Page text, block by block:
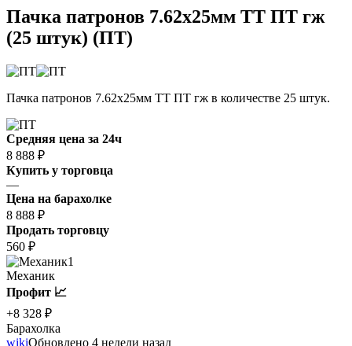
Пачка патронов 7.62x25мм ТТ ПТ гж
(25 штук) (ПТ)
Пачка патронов 7.62x25мм ТТ ПТ гж в количестве 25 штук.
Средняя цена за 24ч
8 888 ₽
Купить у торговца
—
Цена на барахолке
8 888 ₽
Продать торговцу
560 ₽
1
Механик
Профит 📈
+8 328 ₽
Барахолка
wikiОбновлено 4 недели назад